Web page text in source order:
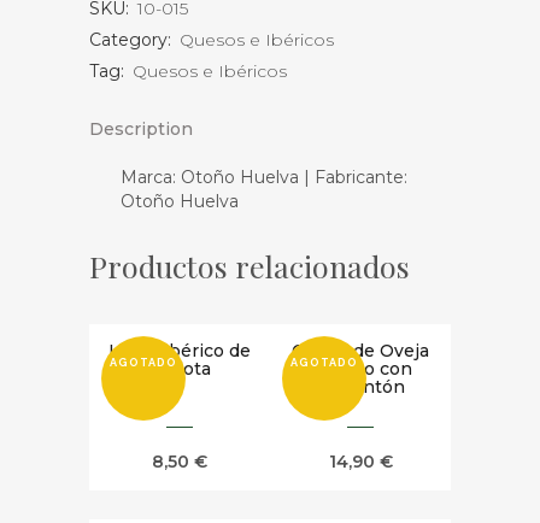
de
Bellota
SKU: 10-015
Category: Quesos e Ibéricos
Tag: Quesos e Ibéricos
Description
Marca: Otoño Huelva | Fabricante:
Otoño Huelva
Productos relacionados
AGOTADO
Lomo Ibérico de
Bellota
8,50 €
AGOTADO
Queso de Oveja
Maduro con
Pimentón
14,90 €